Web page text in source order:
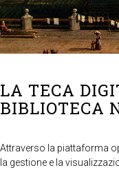
LA TECA
BIBLIOTECA
Attraverso la piattaforma
la gestione e la